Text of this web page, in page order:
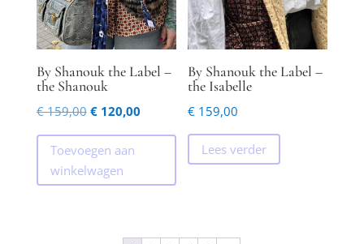
By Shanouk the Label –
the Shanouk
€159,00 Oorspronkelijke
prijs
was:
€ 159,00.
€120,00Huidige
prijs
Toevoegen aan
winkelwagen
By Shanouk the Label –
the Isabelle
€ 159,00
Lees verder